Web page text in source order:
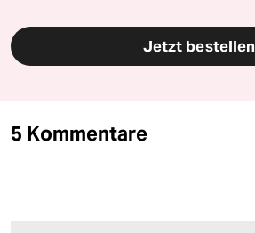
Jetzt bestellen
5 Kommentare